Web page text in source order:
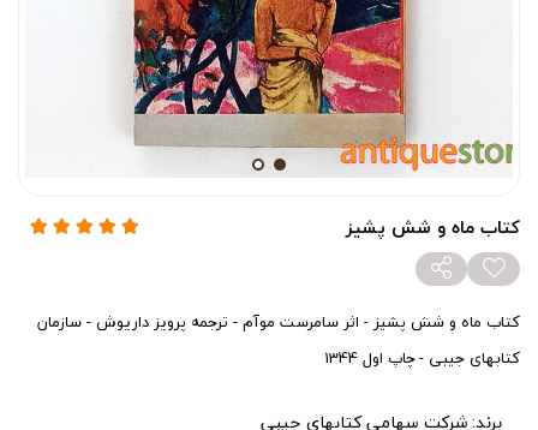
کتاب ماه و شش پشیز
کتاب ماه و شش پشیز - اثر سامرست موآم - ترجمه پرویز داریوش - سازمان
کتابهای جیبی - چاپ اول 1344
برند:شرکت سهامی کتابهای جیبی